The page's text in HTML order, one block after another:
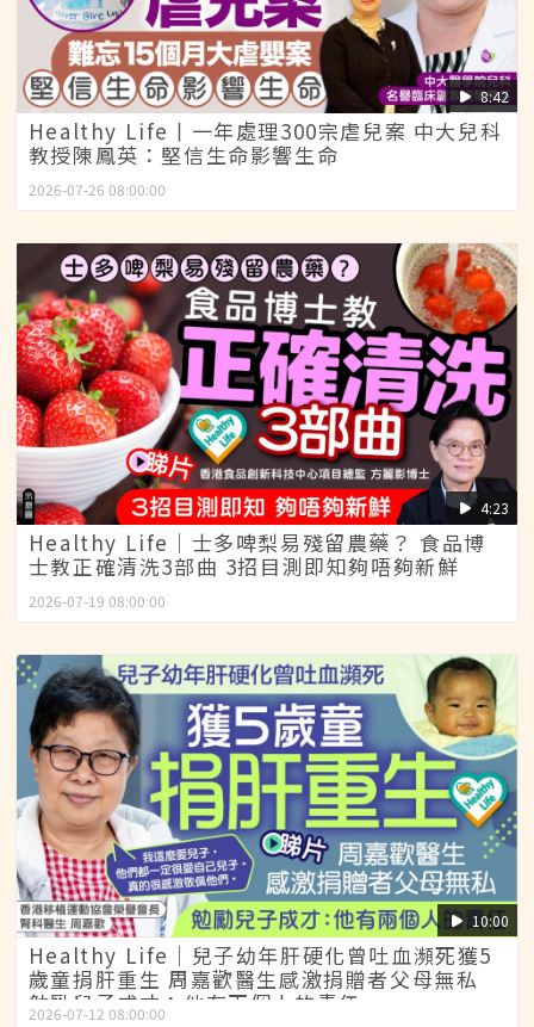
8:42
Healthy Life丨一年處理300宗虐兒案 中大兒科
教授陳鳳英：堅信生命影響生命
2026-07-26 08:00:00
4:23
Healthy Life｜士多啤梨易殘留農藥？ 食品博
士教正確清洗3部曲 3招目測即知夠唔夠新鮮
2026-07-19 08:00:00
10:00
Healthy Life｜兒子幼年肝硬化曾吐血瀕死獲5
歲童捐肝重生 周嘉歡醫生感激捐贈者父母無私
勉勵兒子成才：他有兩個人的責任
2026-07-12 08:00:00